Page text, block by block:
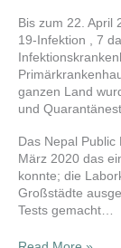
Bis zum 22. April
19-Infektion , 7
ganzen Land
und
Das Nepal Public
März 2020 das
konnte; die
Großstädte
Tests gemacht…
2020